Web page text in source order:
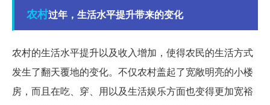
农村过年，生活水平提升带来的变化
农村的生活水平提升以及收入增加，使得农民的生活方式
发生了翻天覆地的变化。不仅农村盖起了宽敞明亮的小楼
房，而且在吃、穿、用以及生活娱乐方面也变得更加宽裕